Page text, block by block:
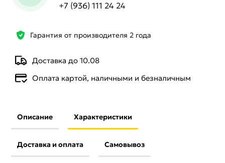
Гарантия от производителя 2 года
Доставка до 10.08
Оплата картой, наличными и безналичным
+7 (936) 111 24 24
Описание Характеристики
Доставка и оплата Самовывоз